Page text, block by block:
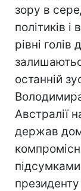
зору в
політиків
рівні
останній
Австралії
держав